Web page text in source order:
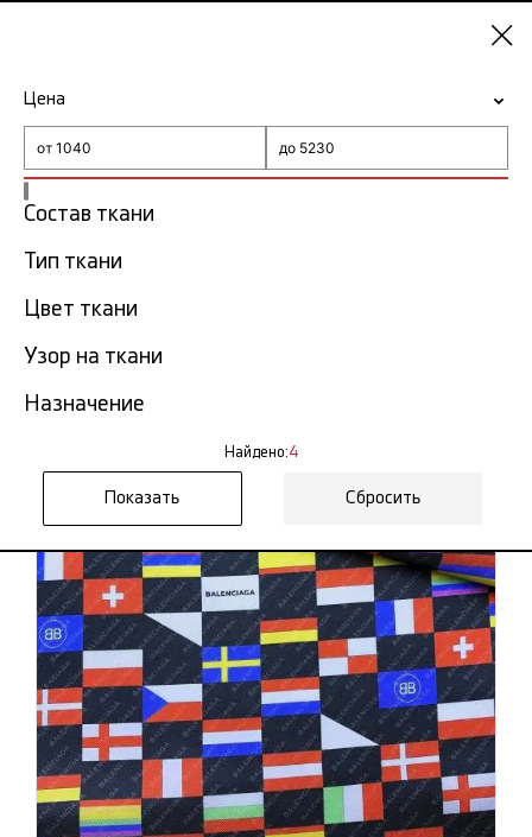
ГлавнаяТкань Balenciaga
Ткань Balenciaga в Самаре
Показать все
Цена
Состав ткани
Тип ткани
Цвет ткани
Узор на ткани
Назначение
Найдено:4
Сбросить